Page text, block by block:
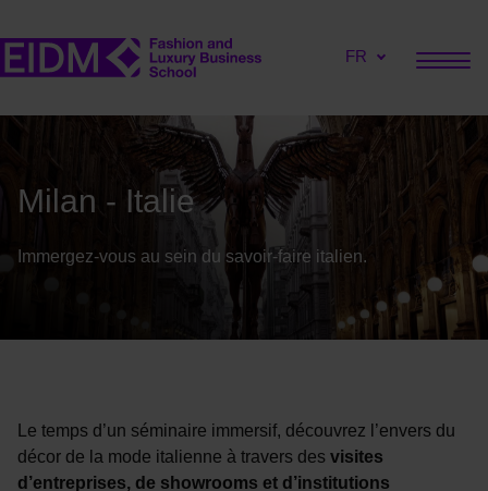
FR
Milan - Italie
Immergez-vous au sein du savoir-faire italien.
Le temps d’un séminaire immersif, découvrez l’envers du
décor de la mode italienne à travers des visites
d’entreprises, de showrooms et d’institutions